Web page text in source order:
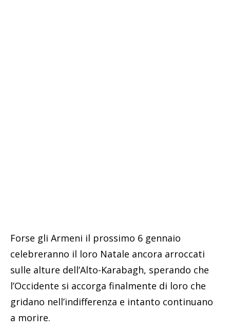
Forse gli Armeni il prossimo 6 gennaio
celebreranno il loro Natale ancora arroccati
sulle alture dell’Alto-Karabagh, sperando che
l’Occidente si accorga finalmente di loro che
gridano nell’indifferenza e intanto continuano
a morire.